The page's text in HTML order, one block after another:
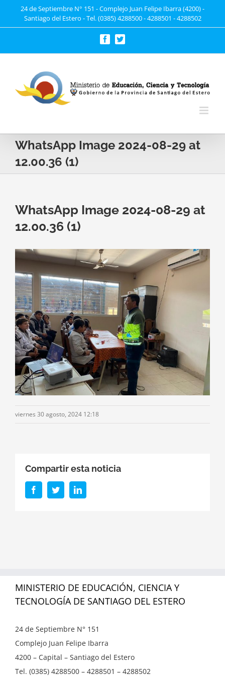
24 de Septiembre N° 151 - Complejo Juan Felipe Ibarra (4200) -
Santiago del Estero - Tel. (0385) 4288500 - 4288501 - 4288502
FacebookTwitter
WhatsApp Image 2024-08-29 at
12.00.36 (1)
WhatsApp Image 2024-08-29 at
12.00.36 (1)
viernes 30 agosto, 2024 12:18
Compartir esta noticia
FacebookTwitterLinkedIn
MINISTERIO DE EDUCACIÓN, CIENCIA Y
TECNOLOGÍA DE SANTIAGO DEL ESTERO
24 de Septiembre N° 151
Complejo Juan Felipe Ibarra
4200 – Capital – Santiago del Estero
Tel. (0385) 4288500 – 4288501 – 4288502